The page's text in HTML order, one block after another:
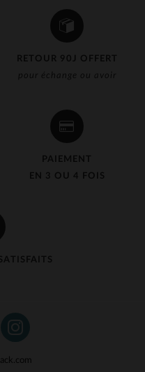
RETOUR 90J OFFERT
pour échange ou avoir
PAIEMENT
EN 3 OU 4 FOIS